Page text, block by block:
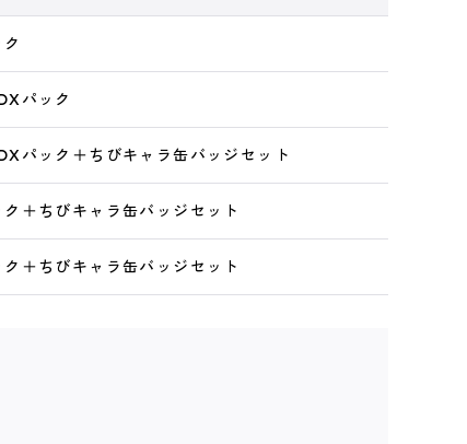
パック
パック＋ちびキャラ缶バッジセット
＋ちびキャラ缶バッジセット
＋ちびキャラ缶バッジセット